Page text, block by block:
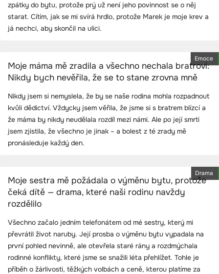
zpátky do bytu, protože prý už není jeho povinnost se o něj
starat. Cítím, jak se mi svírá hrdlo, protože Marek je moje krev a
já nechci, aby skončil na ulici.
Emoce
Moje máma mě zradila a všechno nechala bratrovi:
Nikdy bych nevěřila, že se to stane zrovna mně
Nikdy jsem si nemyslela, že by se naše rodina mohla rozpadnout
kvůli dědictví. Vždycky jsem věřila, že jsme si s bratrem blízcí a
že máma by nikdy neudělala rozdíl mezi námi. Ale po její smrti
jsem zjistila, že všechno je jinak – a bolest z té zrady mě
pronásleduje každý den.
Drama
Moje sestra mě požádala o výměnu bytu, protože
čeká dítě — drama, které naši rodinu navždy
rozdělilo
Všechno začalo jedním telefonátem od mé sestry, který mi
převrátil život naruby. Její prosba o výměnu bytu vypadala na
první pohled nevinně, ale otevřela staré rány a rozdmýchala
rodinné konflikty, které jsme se snažili léta přehlížet. Tohle je
příběh o žárlivosti, těžkých volbách a ceně, kterou platíme za